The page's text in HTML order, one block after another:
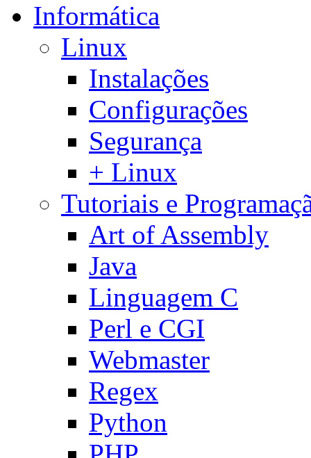
Informática
Linux
Instalações
Configurações
Segurança
+ Linux
Tutoriais e
Art of Assembly
Java
Linguagem C
Perl e CGI
Webmaster
Regex
Python